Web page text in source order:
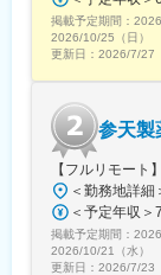
・先輩社員
ループ8名程
す。
・MR教育の
修もあり、
■勤務地につ
・初期配属
（京都府、
は優先的に
・配属後は
掲載予定期間：
2026/10/25（日）
更新日： 2026/7/27
参天製
【フルリモー
掲載予定期間：
2026/10/21（水）
更新日： 2026/7/23